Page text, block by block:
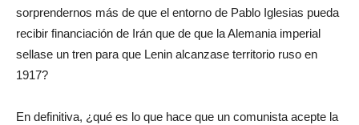
sorprendernos más de que el entorno de Pablo Iglesias pueda
recibir financiación de Irán que de que la Alemania imperial
sellase un tren para que Lenin alcanzase territorio ruso en
1917?
En definitiva, ¿qué es lo que hace que un comunista acepte la